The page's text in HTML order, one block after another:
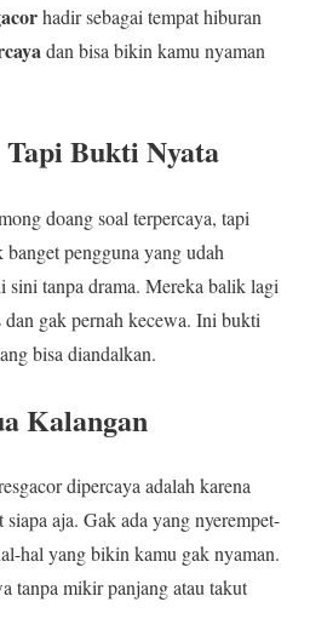
hadir sebagai tempat hiburan
dan bisa bikin kamu nyaman
Bukti Nyata
doang soal terpercaya, tapi
pengguna yang udah
sini tanpa drama. Mereka balik lagi
dan gak pernah kecewa. Ini bukti
bisa diandalkan.
Kalangan
dipercaya adalah karena
aja. Gak ada yang nyerempet-
hal yang bikin kamu gak nyaman.
tanpa mikir panjang atau takut